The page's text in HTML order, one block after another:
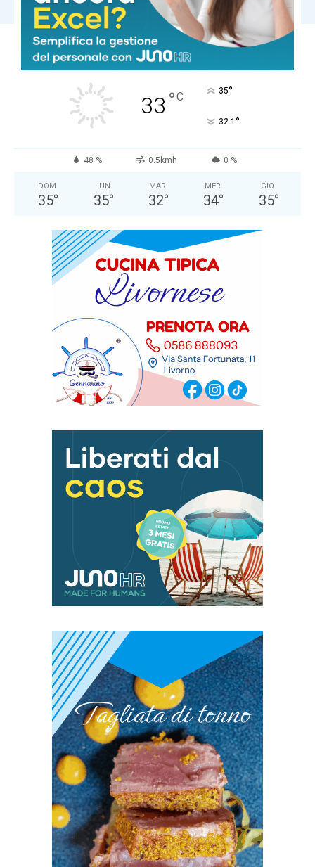
Carica altri
PISA
Cielo Sereno
33 °C 35°
32.1 °
48 % 0.5kmh 0 %
DOM
35°
LUN
35°
MAR
32°
MER
34°
GIO
35°